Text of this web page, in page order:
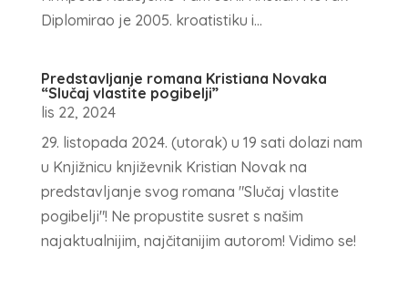
Diplomirao je 2005. kroatistiku i...
Predstavljanje romana Kristiana Novaka
“Slučaj vlastite pogibelji”
lis 22, 2024
29. listopada 2024. (utorak) u 19 sati dolazi nam
u Knjižnicu književnik Kristian Novak na
predstavljanje svog romana "Slučaj vlastite
pogibelji"! Ne propustite susret s našim
najaktualnijim, najčitanijim autorom! Vidimo se!